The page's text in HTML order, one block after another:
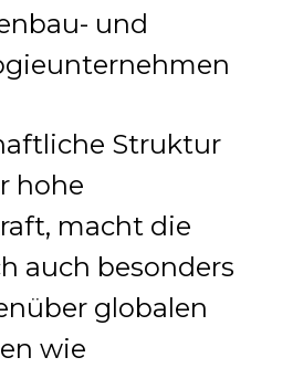
und
Struktur
hohe
macht die
auch besonders
globalen
wie